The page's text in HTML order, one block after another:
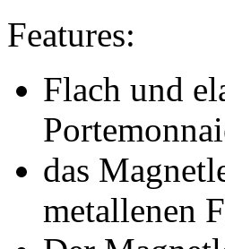
Features:
Flach und
das
metallenen